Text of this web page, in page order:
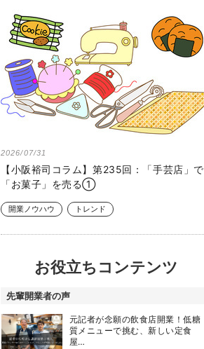
2026/07/31
【小阪裕司コラム】第235回：「手芸店」で
「お菓子」を売る①
開業ノウハウ トレンド
お役立ちコンテンツ
先輩開業者の声
元記者が念願の飲食店開業！低糖
質メニューで挑む、新しい定食
屋…